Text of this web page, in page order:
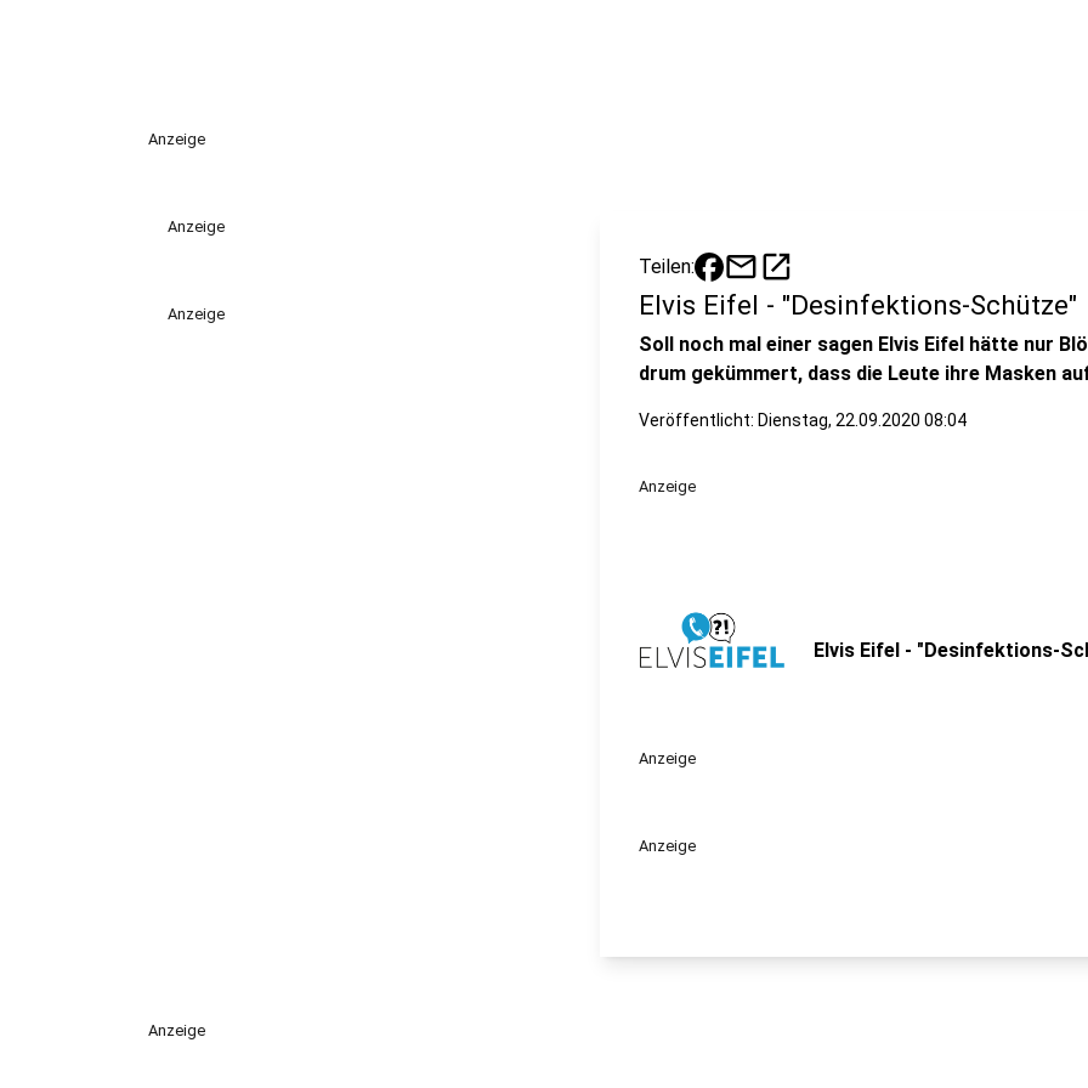
Anzeige
Anzeige
Anzeige
Teilen: mailopen_in_new
Elvis Eifel - "Desinfektions-Schütze"
Soll noch mal einer sagen Elvis Eifel hätte nur
drum gekümmert, dass die Leute ihre Masken
Veröffentlicht: Dienstag, 22.09.2020 08:04
Anzeige
Elvis Eifel - "Desinfektions-
Anzeige
Anzeige
Anzeige